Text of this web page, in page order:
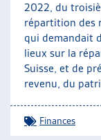
2022, du
répartition des
qui demandait
lieux sur la
Suisse, et de
revenu, du
Finances